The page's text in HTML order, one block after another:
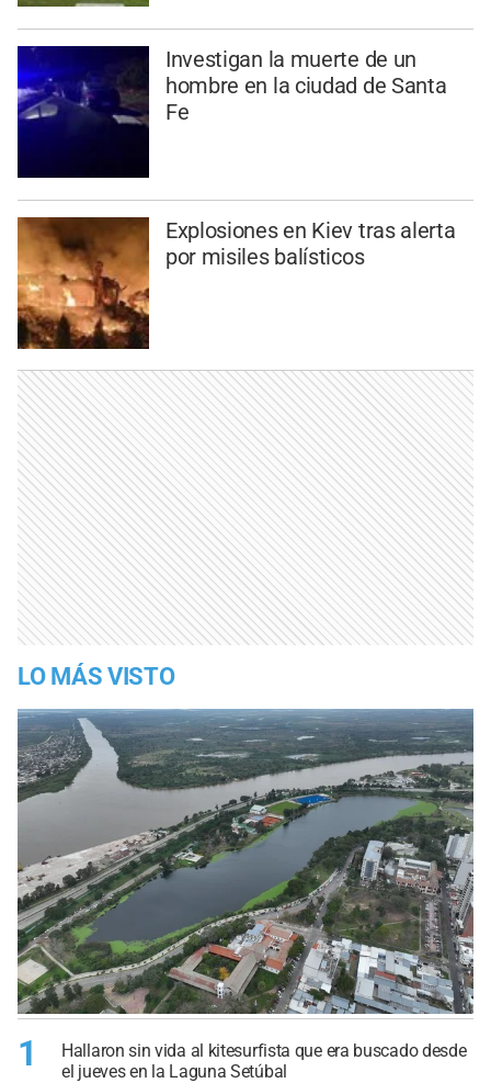
Investigan la muerte de un
hombre en la ciudad de Santa
Fe
Explosiones en Kiev tras alerta
por misiles balísticos
LO MÁS VISTO
1
Hallaron sin vida al kitesurfista que era buscado desde
el jueves en la Laguna Setúbal